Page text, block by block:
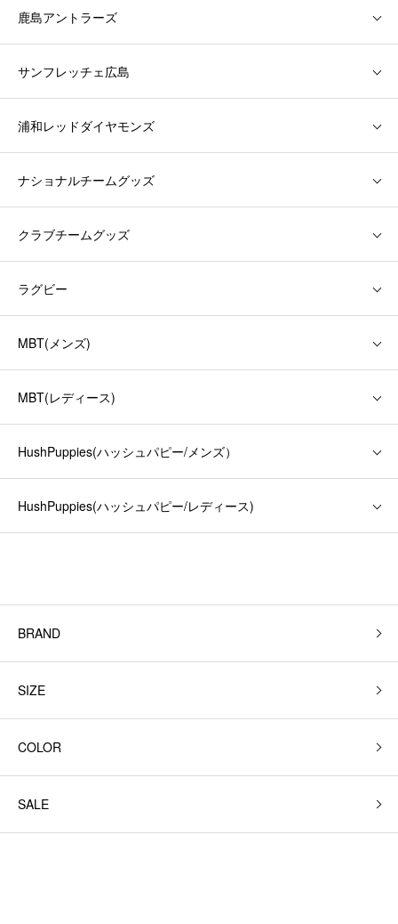
鹿島アントラーズ
サンフレッチェ広島
浦和レッドダイヤモンズ
ナショナルチームグッズ
クラブチームグッズ
ラグビー
MBT(メンズ)
MBT(レディース)
HushPuppies(ハッシュパピー/メンズ）
HushPuppies(ハッシュパピー/レディース)
BRAND
SIZE
COLOR
SALE